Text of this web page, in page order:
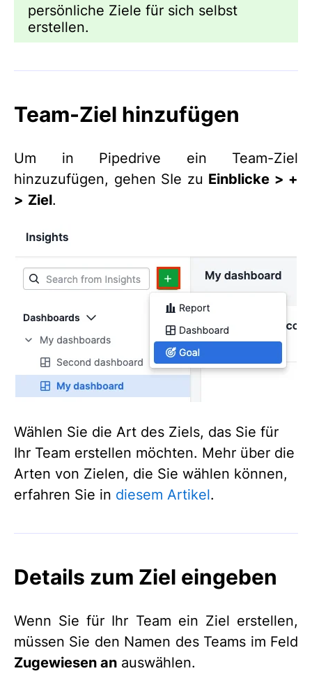
persönliche Ziele für sich selbst
erstellen.
Team-Ziel hinzufügen
Um in Pipedrive ein Team-Ziel
hinzuzufügen, gehen SIe zu Einblicke > +
> Ziel.
Wählen Sie die Art des Ziels, das Sie für
Ihr Team erstellen möchten. Mehr über die
Arten von Zielen, die Sie wählen können,
erfahren Sie in diesem Artikel.
Details zum Ziel eingeben
Wenn Sie für Ihr Team ein Ziel erstellen,
müssen Sie den Namen des Teams im Feld
Zugewiesen an auswählen.